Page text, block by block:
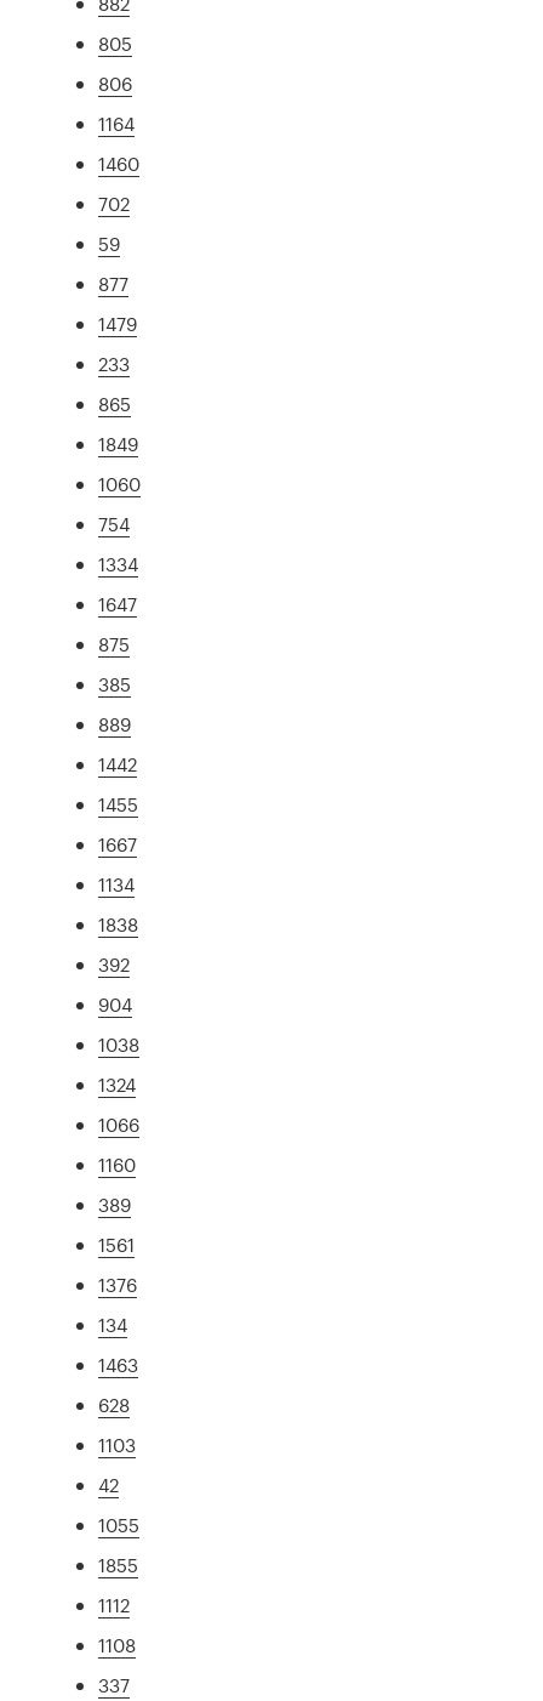
805
806
1164
1460
702
59
877
1479
233
865
1849
1060
754
1334
1647
875
385
889
1442
1455
1667
1134
1838
392
904
1038
1324
1066
1160
389
1561
1376
134
1463
628
1103
42
1055
1855
1112
1108
337